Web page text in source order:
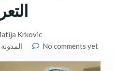
Krkovic
No comments yet